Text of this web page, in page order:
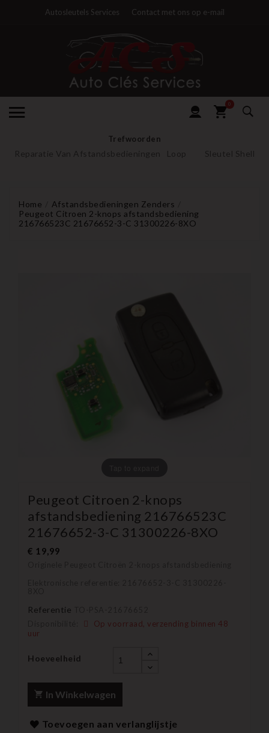
Autosleutels Services Contact met ons op e-mail
0
Trefwoorden
Reparatie Van Afstandsbedieningen Loop Sleutel Shell
Home
Afstandsbedieningen Zenders
Peugeot Citroen 2-knops afstandsbediening
216766523C 21676652-3-C 31300226-8XO
Peugeot Citroen 2-knops
afstandsbediening 216766523C
21676652-3-C 31300226-8XO
€ 19,99
Referentie
Op voorraad, verzending binnen 48
uur
Hoeveelheid
In Winkelwagen
Toevoegen aan verlanglijstje